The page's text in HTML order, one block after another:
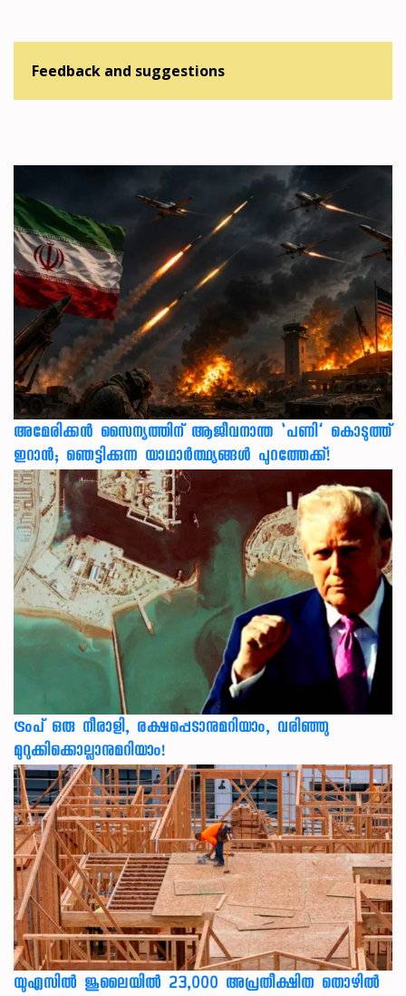
Feedback and suggestions
അമേരിക്കൻ സൈന്യത്തിന് ആജീവനാന്ത ‘പണി’ കൊടുത്ത്
ഇറാൻ; ഞെട്ടിക്കുന്ന യാഥാർത്ഥ്യങ്ങൾ പുറത്തേക്ക്!
ട്രംപ് ഒരു നീരാളി, രക്ഷപ്പെടാനുമറിയാം, വരിഞ്ഞു
മുറുക്കിക്കൊല്ലാനുമറിയാം!
യുഎസില്‍ ജൂലൈയില്‍ 23,000 അപ്രതീക്ഷിത തൊഴില്‍